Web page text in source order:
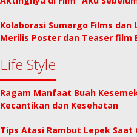
Kolaborasi Sumargo Films dan
Merilis Poster dan Teaser film
Life Style
Ragam Manfaat Buah
Kecantikan dan Kesehatan
Tips Atasi Rambut Lepek Saat